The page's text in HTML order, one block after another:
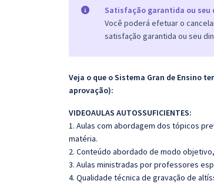
Conteúdo gratuito
Satisfação garantida ou seu
Você poderá efetuar o
satisfação garantida ou seu
Veja o que o Sistema Gran de Ensino
aprovação):
VIDEOAULAS AUTOSSUFICIENTES:
1. Aulas com abordagem dos tópicos
matéria.
2. Conteúdo abordado de modo
3. Aulas ministradas por professores
4. Qualidade técnica de gravação de